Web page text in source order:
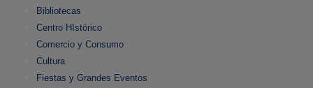
Bibliotecas
Centro HIstórico
Comercio y Consumo
Cultura
Fiestas y Grandes Eventos